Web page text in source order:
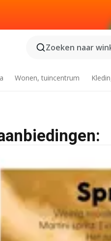
Zoeken naar
Wonen, tuincentrum